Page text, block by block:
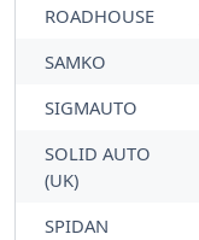
ROADHOUSE
SAMKO
SIGMAUTO
SOLID AUTO
(UK)
SPIDAN